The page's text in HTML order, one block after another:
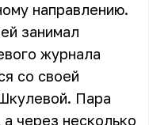
направлению.
занимал
журнала
со своей
Пара
через несколько